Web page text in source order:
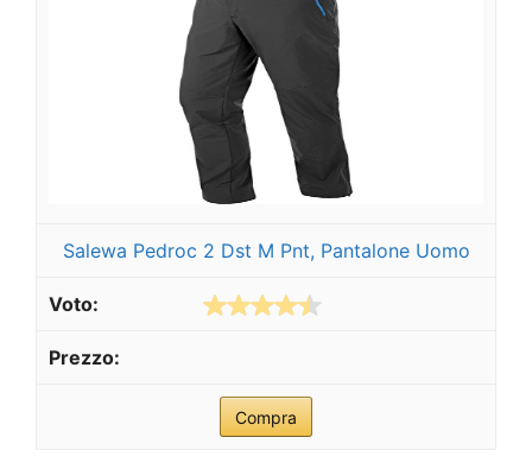
Salewa Pedroc 2 Dst M Pnt, Pantalone Uomo
Compra